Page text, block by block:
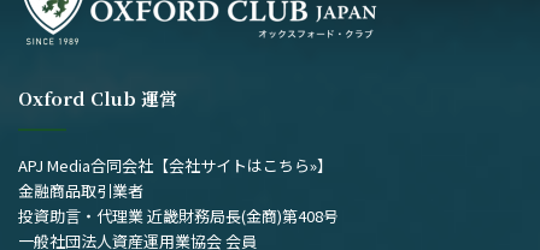
Oxford Club 運営
APJ Media合同会社 【会社サイトはこちら»】
金融商品取引業者
投資助言・代理業 近畿財務局長(金商)第408号
一般社団法人資産運用業協会 会員